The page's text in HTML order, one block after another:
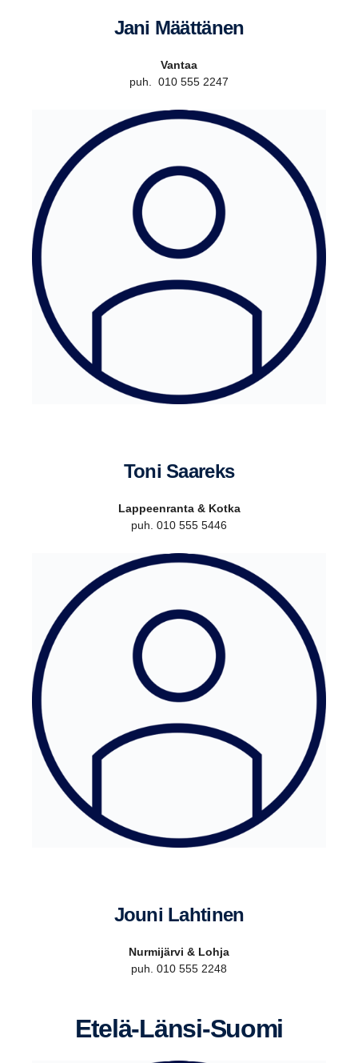
Jani Määttänen
Vantaa
puh. 010 555 2247
Toni Saareks
Lappeenranta & Kotka
puh. 010 555 5446
jouni Lahtinen
Nurmijärvi & Lohja
puh. 010 555 2248
Etelä-​​Länsi-Suomi